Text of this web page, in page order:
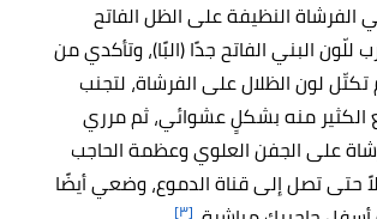
النظيفة على الظل الفاتح
للّون البني الفاتح جدًا (البًا)، وتأكدي من
لون الظلال على الفرشاة، لتجنب
منه بشكلٍ عشوائي، ثم مرري
على الجفن العلوي وعظمة الحاجب
حتى تصل إلى قناة الدموع، وضعي أيضًا
[٣]